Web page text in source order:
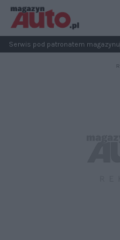
Serwis pod patronatem magazynu